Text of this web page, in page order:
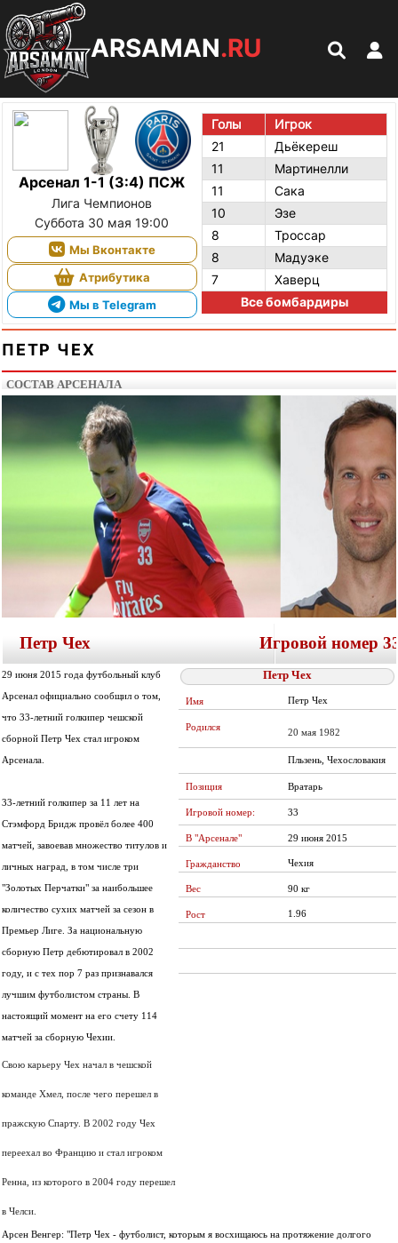
ARSAMAN.RU
Арсенал 1-1 (3:4) ПСЖ
Лига Чемпионов
Суббота 30 мая 19:00
Мы Вконтакте
Атрибутика
Мы в Telegram
Голы
Игрок
21
Дьёкереш
11
Мартинелли
11
Сака
10
Эзе
8
Троссар
8
Мадуэке
7
Хаверц
Все бомбардиры
ПЕТР ЧЕХ
СОСТАВ АРСЕНАЛА
Петр Чех Игровой номер
29 июня 2015 года футбольный клуб
Арсенал официально сообщил о том,
что 33-летний голкипер чешской
сборной Петр Чех стал игроком
Арсенала.
33-летний голкипер за 11 лет на
Стэмфорд Бридж провёл более 400
матчей, завоевав множество титулов и
личных наград, в том числе три
"Золотых Перчатки" за наибольшее
количество сухих матчей за сезон в
Премьер Лиге. За национальную
сборную Петр дебютировал в 2002
году, и с тех пор 7 раз признавался
лучшим футболистом страны. В
настоящий момент на его счету 114
матчей за сборную Чехии.
Петр Чех
Имя Петр Чех
Родился
20 мая 1982
Пльзень, Чехословакия
Позиция Вратарь
Игровой номер: 33
В "Арсенале" 29 июня 2015
Гражданство Чехия
Вес 90 кг
Рост 1.96
Свою карьеру Чех начал в чешской
команде Хмел, после чего перешел в
пражскую Спарту. В 2002 году Чех
переехал во Францию и стал игроком
Ренна, из которого в 2004 году перешел
в Челси.
Арсен Венгер: "Петр Чех - футболист, которым я восхищаюсь на протяжение долгого